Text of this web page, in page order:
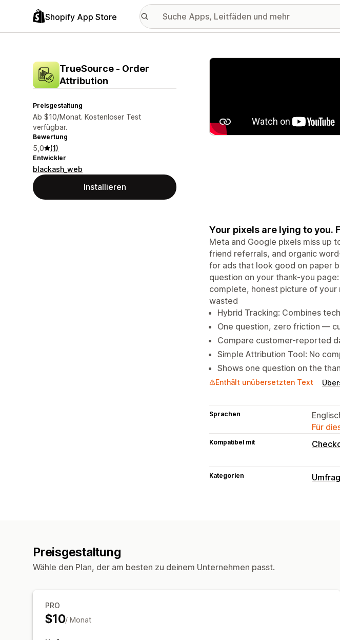
Shopify App Store
TrueSource ‑ Order
Attribution
Preisgestaltung
Ab $10/Monat. Kostenloser Test
verfügbar.
Bewertung
5,0 (1)
Entwickler
blackash_web
Installieren
Vorgestellte Bildergalerie
Your pixels are lying to you.
Meta and Google pixels miss up
friend referrals, and organic
for ads that look good on paper
question on your thank-you
complete, honest picture of your
wasted
Hybrid Tracking: Combines
One question, zero friction —
Compare customer-reported
Simple Attribution Tool: No
Shows one question on the
Enthält unübersetzten Text
Sprachen
Für
Kompatibel mit
Kategorien
Preisgestaltung
Wähle den Plan, der am besten zu deinem Unternehmen passt.
PRO
$10/ Monat